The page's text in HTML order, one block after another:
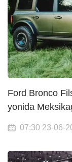
Ford Bronco
yonida
07:30 23-06-